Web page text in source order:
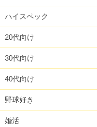
ハイスペック
20代向け
30代向け
40代向け
野球好き
婚活